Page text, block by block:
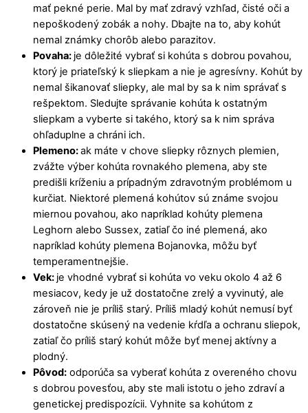
mať pekné perie. Mal by mať zdravý vzhľad, čisté oči a
nepoškodený zobák a nohy. Dbajte na to, aby kohút
nemal známky chorôb alebo parazitov.
Povaha: je dôležité vybrať si kohúta s dobrou povahou,
ktorý je priateľský k sliepkam a nie je agresívny. Kohút by
nemal šikanovať sliepky, ale mal by sa k nim správať s
rešpektom. Sledujte správanie kohúta k ostatným
sliepkam a vyberte si takého, ktorý sa k nim správa
ohľaduplne a chráni ich.
Plemeno:ak máte v chove sliepky rôznych plemien,
zvážte výber kohúta rovnakého plemena, aby ste
predišli kríženiu a prípadným zdravotným problémom u
kurčiat. Niektoré plemená kohútov sú známe svojou
miernou povahou, ako napríklad kohúty plemena
Leghorn alebo Sussex, zatiaľ čo iné plemená, ako
napríklad kohúty plemena Bojanovka, môžu byť
temperamentnejšie.
Vek: je vhodné vybrať si kohúta vo veku okolo 4 až 6
mesiacov, kedy je už dostatočne zrelý a vyvinutý, ale
zároveň nie je príliš starý. Príliš mladý kohút nemusí byť
dostatočne skúsený na vedenie kŕdľa a ochranu sliepok,
zatiaľ čo príliš starý kohút môže byť menej aktívny a
plodný.
Pôvod: odporúča sa vyberať kohúta z overeného chovu
s dobrou povesťou, aby ste mali istotu o jeho zdraví a
genetickej predispozícii. Vyhnite sa kohútom z